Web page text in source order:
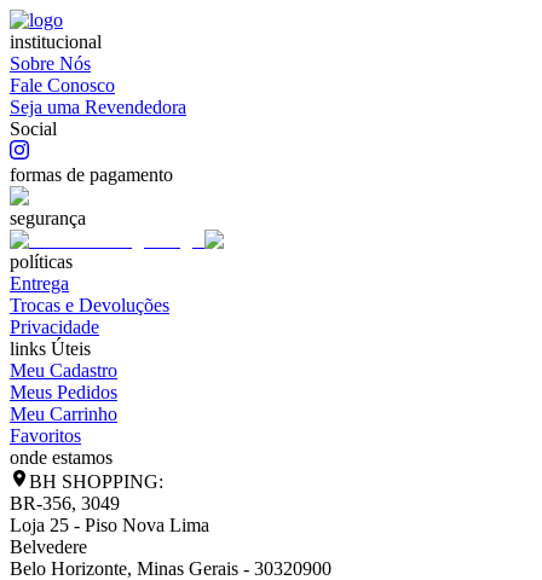
institucional
Sobre Nós
Fale Conosco
Seja uma Revendedora
Social
formas de pagamento
segurança
políticas
Entrega
Trocas e Devoluções
Privacidade
links Úteis
Meu Cadastro
Meus Pedidos
Meu Carrinho
Favoritos
onde estamos
BH SHOPPING:
BR-356, 3049
Loja 25 - Piso Nova Lima
Belvedere
Belo Horizonte, Minas Gerais - 30320900